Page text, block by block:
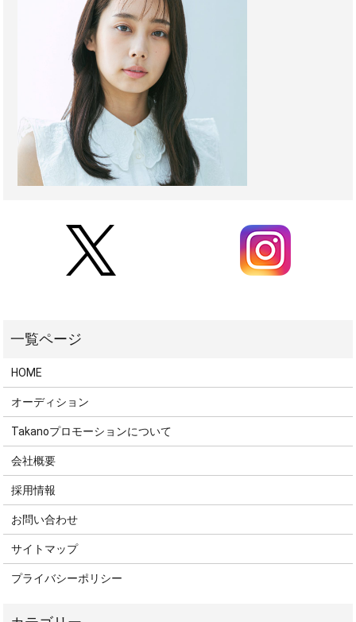
HOME
オーディション
Takanoプロモーションについて
会社概要
採用情報
お問い合わせ
サイトマップ
プライバシーポリシー